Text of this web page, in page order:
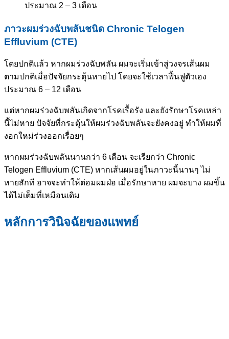
ประมาณ 2 – 3 เดือน
ภาวะผมร่วงฉับพลันชนิด Chronic Telogen
Effluvium (CTE)
โดยปกติแล้ว หากผมร่วงฉับพลัน ผมจะเริ่มเข้าสู่วงจรเส้นผม
ตามปกติเมื่อปัจจัยกระตุ้นหายไป โดยจะใช้เวลาฟื้นฟูตัวเอง
ประมาณ 6 – 12 เดือน
แต่หากผมร่วงฉับพลันเกิดจากโรคเรื้อรัง และยังรักษาโรคเหล่า
นี้ไม่หาย ปัจจัยที่กระตุ้นให้ผมร่วงฉับพลันจะยังคงอยู่ ทำให้ผมที่
งอกใหม่ร่วงออกเรื่อยๆ
หากผมร่วงฉับพลันนานกว่า 6 เดือน จะเรียกว่า Chronic
Telogen Effluvium (CTE) หากเส้นผมอยู่ในภาวะนี้นานๆ ไม่
หายสักที อาจจะทำให้ต่อมผมฝ่อ เมื่อรักษาหาย ผมจะบาง ผมขึ้น
ได้ไม่เต็มที่เหมือนเดิม
หลักการวินิจฉัยของแพทย์